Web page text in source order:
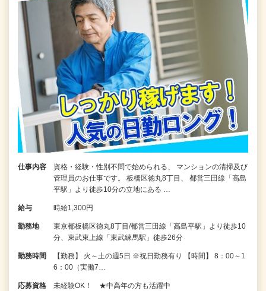
仕事内容
資格・経験・性別不問で始められる、 マンションの清掃及び
管理員のお仕事です。 板橋区徳丸8丁目、 都営三田線「高島
平駅」より徒歩10分の立地にある …
給与 時給1,300円
勤務地
東京都板橋区徳丸8丁目/都営三田線「高島平駅」より徒歩10
分、東武東上線「東武練馬駅」徒歩26分
勤務時間
【勤務】 火～土の週5日 ※祝日勤務有り 【時間】 8：00～1
6：00（実働7…
応募資格 未経験OK！ ★中高年の方も活躍中